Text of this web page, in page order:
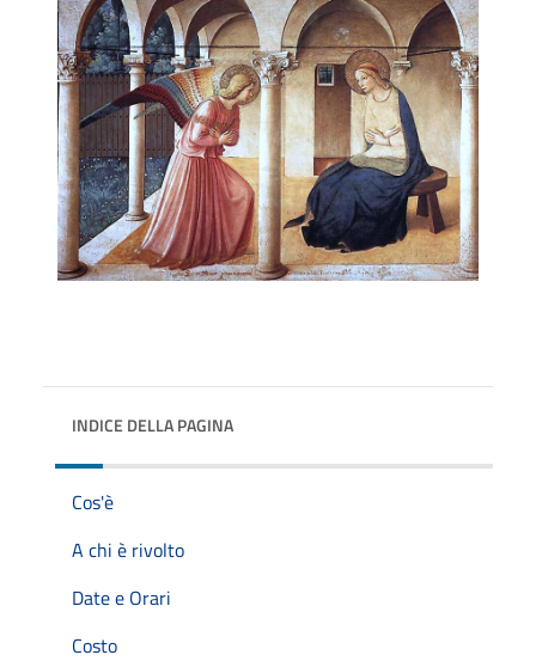
INDICE DELLA PAGINA
Cos'è
A chi è rivolto
Date e Orari
Costo